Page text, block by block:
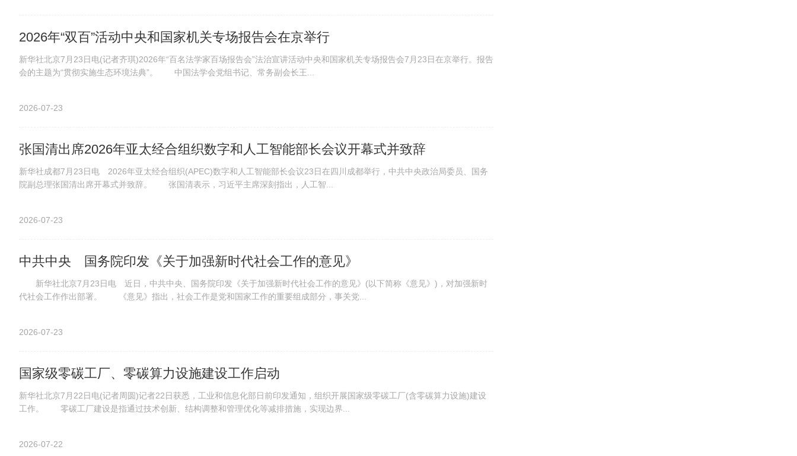
2026年“双百”活动中央和国家机关专场报告会在京举行
新华社北京7月23日电(记者齐琪)2026年“百名法学家百场报告会”法治宣讲活动中央和国家机关专场报告会7月23日在京举行。报告
会的主题为“贯彻实施生态环境法典”。 中国法学会党组书记、常务副会长王...
2026-07-23
张国清出席2026年亚太经合组织数字和人工智能部长会议开幕式并致辞
新华社成都7月23日电 2026年亚太经合组织(APEC)数字和人工智能部长会议23日在四川成都举行，中共中央政治局委员、国务
院副总理张国清出席开幕式并致辞。 张国清表示，习近平主席深刻指出，人工智...
2026-07-23
中共中央 国务院印发《关于加强新时代社会工作的意见》
新华社北京7月23日电 近日，中共中央、国务院印发《关于加强新时代社会工作的意见》(以下简称《意见》)，对加强新时
代社会工作作出部署。 《意见》指出，社会工作是党和国家工作的重要组成部分，事关党...
2026-07-23
国家级零碳工厂、零碳算力设施建设工作启动
新华社北京7月22日电(记者周圆)记者22日获悉，工业和信息化部日前印发通知，组织开展国家级零碳工厂(含零碳算力设施)建设
工作。 零碳工厂建设是指通过技术创新、结构调整和管理优化等减排措施，实现边界...
2026-07-22